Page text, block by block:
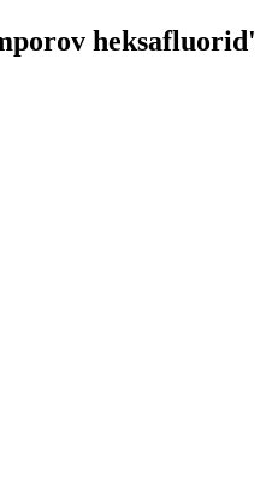
heksafluorid'